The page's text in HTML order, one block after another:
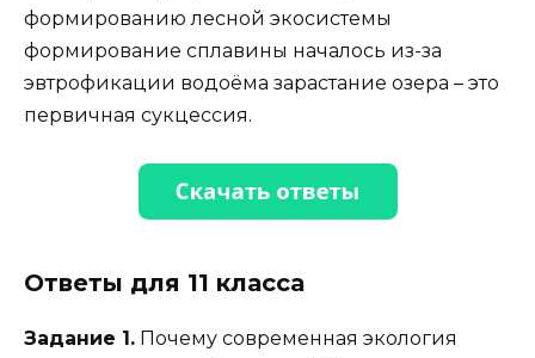
формированию лесной экосистемы
формирование сплавины началось из-за
эвтрофикации водоёма зарастание озера – это
первичная сукцессия.
Ответы для 11 класса
Задание 1. Почему современная экология